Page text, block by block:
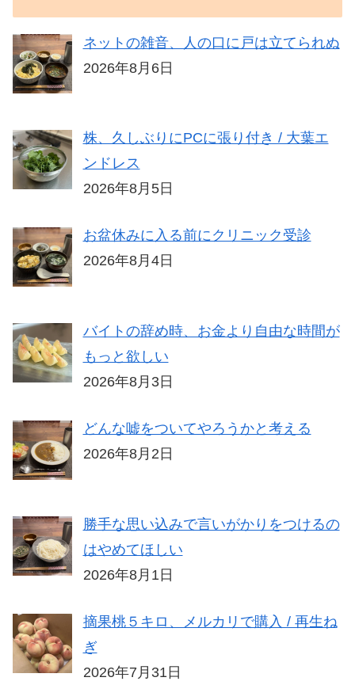
ネットの雑音、人の口に戸は立てられぬ
2026年8月6日
株、久しぶりにPCに張り付き / 大葉エ
ンドレス
2026年8月5日
お盆休みに入る前にクリニック受診
2026年8月4日
バイトの辞め時、お金より自由な時間が
もっと欲しい
2026年8月3日
どんな嘘をついてやろうかと考える
2026年8月2日
勝手な思い込みで言いがかりをつけるの
はやめてほしい
2026年8月1日
摘果桃５キロ、メルカリで購入 / 再生ね
ぎ
2026年7月31日